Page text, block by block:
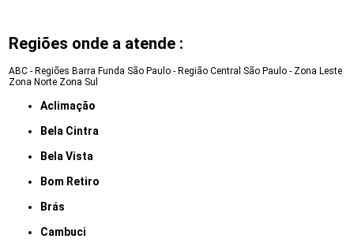
Regiões onde a atende :
ABC - Regiões Barra Funda São Paulo - Região Central São Paulo - Zona Leste
Zona Norte Zona Sul
Aclimação
Bela Cintra
Bela Vista
Bom Retiro
Brás
Cambuci